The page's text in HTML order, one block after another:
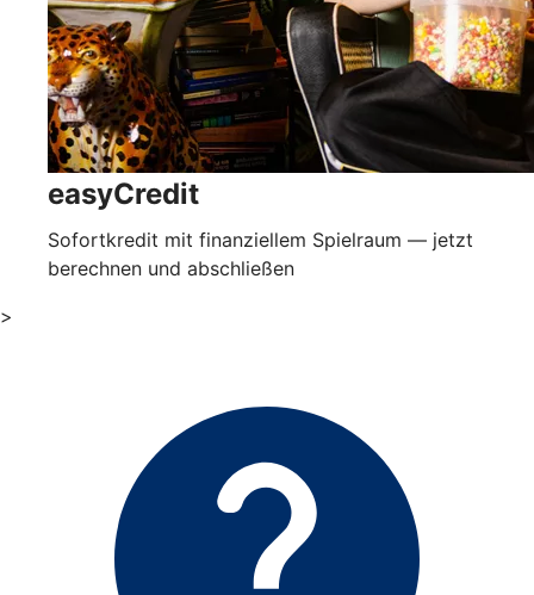
easyCredit
Sofortkredit mit finanziellem Spielraum — jetzt
berechnen und abschließen
>